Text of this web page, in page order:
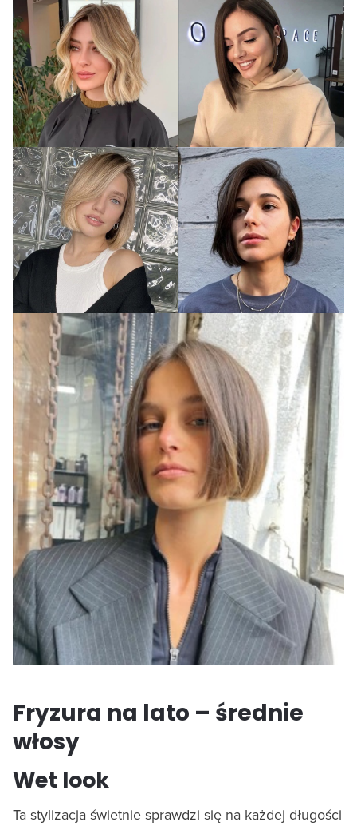
Fryzura na lato – średnie
włosy
Wet look
Ta stylizacja świetnie sprawdzi się na każdej długości